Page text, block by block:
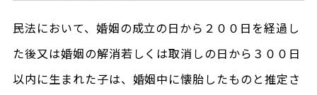
民法において、婚姻の成立の日から２００日を経過し
た後又は婚姻の解消若しくは取消しの日から３００日
以内に生まれた子は、婚姻中に懐胎したものと推定さ